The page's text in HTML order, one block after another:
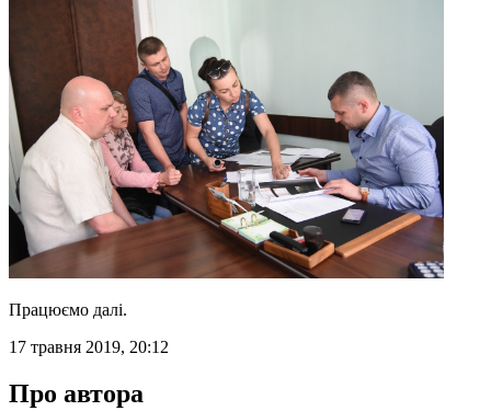
Працюємо далі.
17 травня 2019, 20:12
Про автора